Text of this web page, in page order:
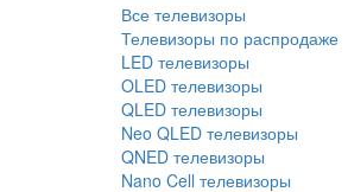
Все телевизоры
Телевизоры по распродаже
LED телевизоры
OLED телевизоры
QLED телевизоры
Neo QLED телевизоры
QNED телевизоры
Nano Cell телевизоры